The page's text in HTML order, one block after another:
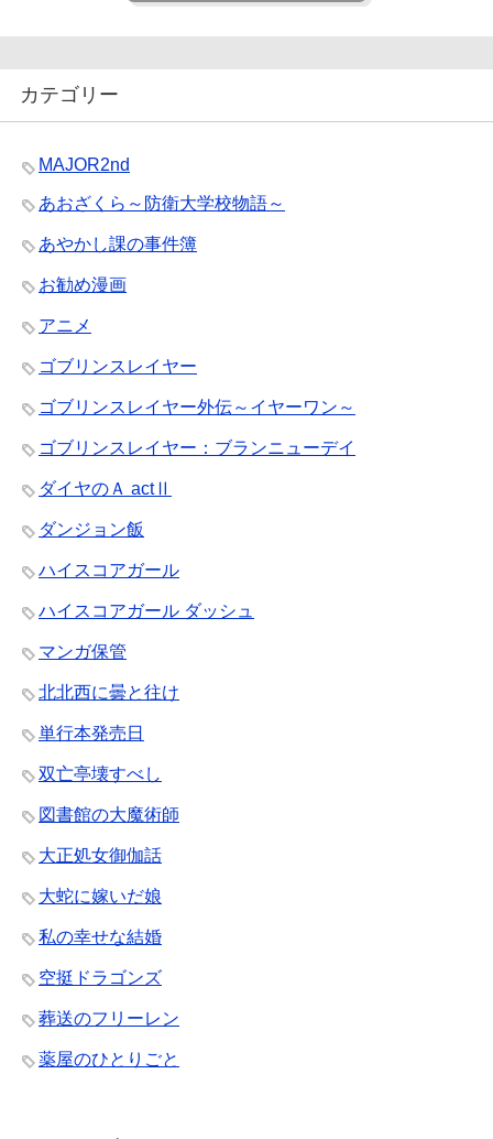
カテゴリー
MAJOR2nd
あおざくら～防衛大学校物語～
あやかし課の事件簿
お勧め漫画
アニメ
ゴブリンスレイヤー
ゴブリンスレイヤー外伝～イヤーワン～
ゴブリンスレイヤー：ブランニューデイ
ダイヤのＡ actⅡ
ダンジョン飯
ハイスコアガール
ハイスコアガール ダッシュ
マンガ保管
北北西に曇と往け
単行本発売日
双亡亭壊すべし
図書館の大魔術師
大正処女御伽話
大蛇に嫁いだ娘
私の幸せな結婚
空挺ドラゴンズ
葬送のフリーレン
薬屋のひとりごと